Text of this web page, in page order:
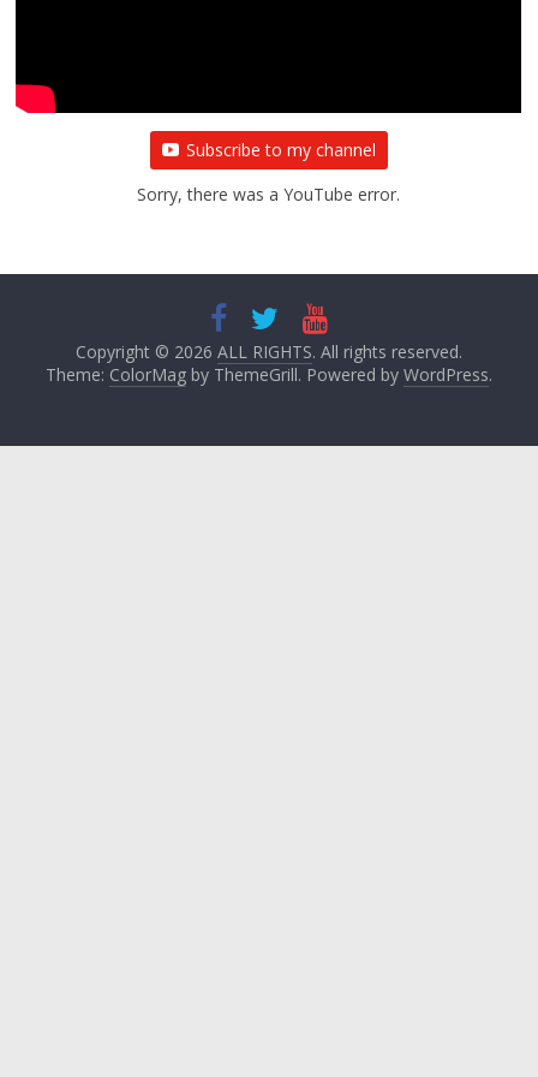
Subscribe to my channel
Sorry, there was a YouTube error.
Copyright © 2026 ALL RIGHTS. All rights reserved.
Theme: ColorMagby ThemeGrill. Powered by WordPress.